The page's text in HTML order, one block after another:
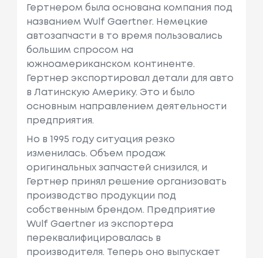
Гертнером была основана компания под
названием Wulf Gaertner. Немецкие
автозапчасти в то время пользовались
большим спросом на
южноамериканском континенте.
Гертнер экспортировал детали для авто
в Латинскую Америку. Это и было
основным направлением деятельности
предприятия.
Но в 1995 году ситуация резко
изменилась. Объем продаж
оригинальных запчастей снизился, и
Гертнер принял решение организовать
производство продукции под
собственным брендом. Предприятие
Wulf Gaertner из экспортера
переквалифицировалась в
производителя. Теперь оно выпускает